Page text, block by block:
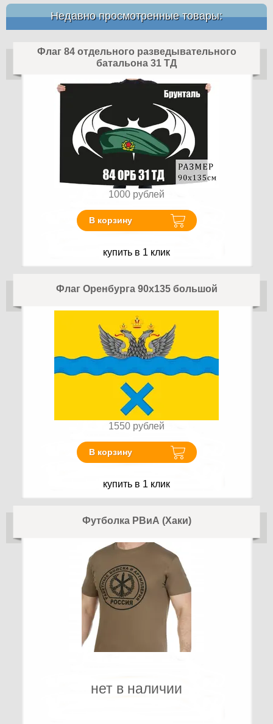
Недавно просмотренные товары:
Флаг 84 отдельного разведывательного
батальона 31 ТД
1000 рублей
В корзину
купить в 1 клик
Флаг Оренбурга 90х135 большой
1550 рублей
В корзину
купить в 1 клик
Футболка РВиА (Хаки)
нет в наличии